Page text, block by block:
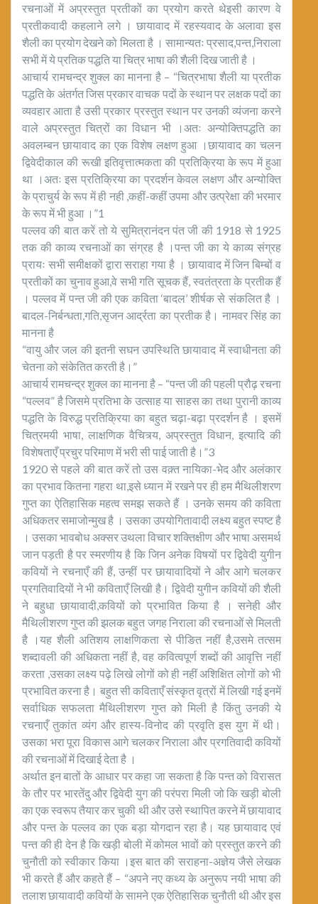
रचनाओं में अप्रस्तुत प्रतीकों का प्रयोग करते थेइसी कारण वे
प्रतीकवादी कहलाने लगे । छायावाद में रहस्यवाद के अलावा इस
शैली का प्रयोग देखने को मिलता है । सामान्यतः प्रसाद,पन्त,निराला
सभी में ये प्रतिक पद्धति या चित्र भाषा की शैली दिख जाती है ।
आचार्य रामचन्द्र शुक्ल का मानना है – “चित्रभाषा शैली या प्रतीक
पद्धति के अंतर्गत जिस प्रकार वाचक पदों के स्थान पर लक्षक पदों का
व्यवहार आता है उसी प्रकार प्रस्तुत स्थान पर उनकी व्यंजना करने
वाले अप्रस्तुत चित्रों का विधान भी ।अतः अन्योक्तिपद्धति का
अवलम्बन छायावाद का एक विशेष लक्षण हुआ ।छायावाद का चलन
द्विवेदीकाल की रूखी इतिवृत्तात्मकता की प्रतिक्रिया के रूप में हुआ
था ।अतः इस प्रतिक्रिया का प्रदर्शन केवल लक्षण और अन्योक्ति
के प्राचुर्य के रूप में ही नही ,कहीं-कहीं उपमा और उत्प्रेक्षा की भरमार
के रूप में भी हुआ ।”1
पल्लव की बात करें तो ये सुमित्रानंदन पंत जी की 1918 से 1925
तक की काव्य रचनाओं का संग्रह है ।पन्त जी का ये काव्य संग्रह
प्रायः सभी समीक्षकों द्वारा सराहा गया है । छायावाद में जिन बिम्बों व
प्रतीकों का चुनाव हुआ,वे सभी गति सूचक हैं, स्वतंत्रता के प्रतीक हैं
। पल्लव में पन्त जी की एक कविता ‘बादल’ शीर्षक से संकलित है ।
बादल-निर्बन्धता,गति,सृजन आर्द्रता का प्रतीक है। नामवर सिंह का
मानना है
“वायु और जल की इतनी सघन उपस्थिति छायावाद में स्वाधीनता की
चेतना को संकेतित करती है।”
आचार्य रामचन्द्र शुक्ल का मानना है – “पन्त जी की पहली प्रौढ़ रचना
“पल्लव” है जिसमे प्रतिभा के उत्साह या साहस का तथा पुरानी काव्य
पद्धति के विरुद्ध प्रतिक्रिया का बहुत चढ़ा-बढ़ा प्रदर्शन है । इसमें
चित्रमयी भाषा, लाक्षणिक वैचित्र्य, अप्रस्तुत विधान, इत्यादि की
विशेषताएँ प्रचुर परिमाण में भरी सी पाई जाती है।”3
1920 से पहले की बात करें तो उस वक़्त नायिका-भेद और अलंकार
का प्रभाव कितना गहरा था,इसे ध्यान में रखने पर ही हम मैथिलीशरण
गुप्त का ऐतिहासिक महत्व समझ सकते हैं । उनके समय की कविता
अधिकतर समाजोन्मुख है । उसका उपयोगितावादी लक्ष्य बहुत स्पष्ट है
। उसका भावबोध अक्सर उथला विचार शक्तिक्षीण और भाषा असमर्थ
जान पड़ती है पर स्मरणीय है कि जिन अनेक विषयों पर द्विवेदी युगीन
कवियों ने रचनाएँ की हैं, उन्हीं पर छायावादियों ने और आगे चलकर
प्रगतिवादियों ने भी कविताएँ लिखी है। द्विवेदी युगीन कवियों की शैली
ने बहुधा छायावादी,कवियों को प्रभावित किया है । सनेही और
मैथिलीशरण गुप्त की झलक बहुत जगह निराला की रचनाओं से मिलती
है ।यह शैली अतिशय लाक्षणिकता से पीङित नहीं है,उसमे तत्सम
शब्दावली की अधिकता नहीं है, वह कवित्वपूर्ण शब्दों की आवृत्ति नहीं
करता ,उसका लक्ष्य पढ़े लिखे लोगों को ही नहीं अशिक्षित लोगों को भी
प्रभावित करना है। बहुत सी कविताएँ संस्कृत वृत्रों में लिखी गई इनमें
सर्वाधिक सफलता मैथिलीशरण गुप्त को मिली है किंतु उनकी ये
रचनाएँ तुकांत व्यंग और हास्य-विनोद की प्रवृति इस युग में थी।
उसका भरा पूरा विकास आगे चलकर निराला और प्रगतिवादी कवियों
की रचनाओं में दिखाई देता है ।
अर्थात इन बातों के आधार पर कहा जा सकता है कि पन्त को विरासत
के तौर पर भारतेंदु और द्विवेदी युग की परंपरा मिली जो कि खड़ी बोली
का एक स्वरूप तैयार कर चुकी थी और उसे स्थापित करने में छायावाद
और पन्त के पल्लव का एक बड़ा योगदान रहा है। यह छायावाद एवं
पन्त की ही देन है कि खड़ी बोली में कोमल भावों को प्रस्तुत करने की
चुनौती को स्वीकार किया ।इस बात की सराहना-अज्ञेय जैसे लेखक
भी करते हैं और कहते हैं – “अपने नए कथ्य के अनुरूप नयी भाषा की
तलाश छायावादी कवियों के सामने एक ऐतिहासिक चुनौती थी और इस